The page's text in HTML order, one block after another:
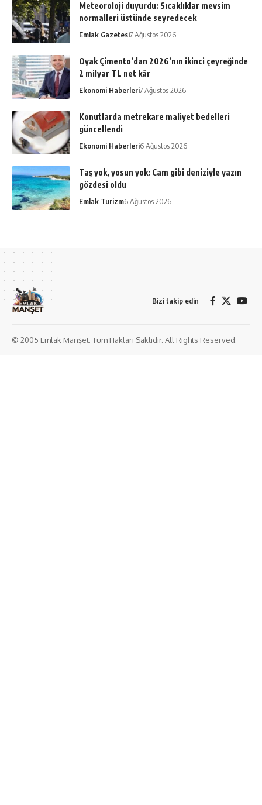
Meteoroloji duyurdu: Sıcaklıklar mevsim
normalleri üstünde seyredecek
Emlak Gazetesi7 Ağustos 2026
Oyak Çimento’dan 2026’nın ikinci çeyreğinde
2 milyar TL net kâr
Ekonomi Haberleri7 Ağustos 2026
Konutlarda metrekare maliyet bedelleri
güncellendi
Ekonomi Haberleri6 Ağustos 2026
Taş yok, yosun yok: Cam gibi deniziyle yazın
gözdesi oldu
Emlak Turizm6 Ağustos 2026
Bizi takip edin
© 2005 Emlak Manşet. Tüm Hakları Saklıdır. All Rights Reserved.